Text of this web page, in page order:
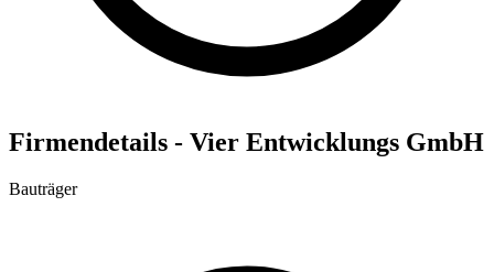
Firmendetails - Vier Entwicklungs GmbH
Bauträger